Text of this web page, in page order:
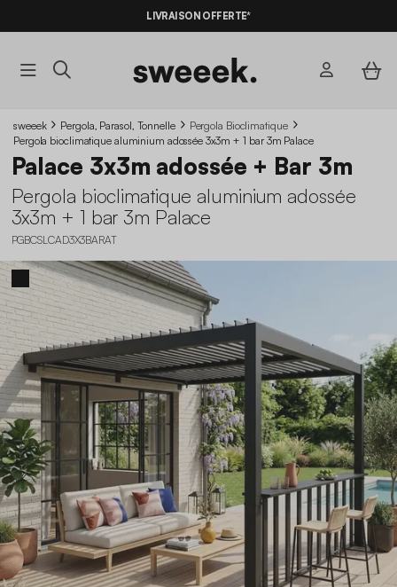
LIVRAISON OFFERTE*
sweeek Pergola, Parasol, Tonnelle
Pergola Bioclimatique
Pergola bioclimatique aluminium adossée 3x3m + 1 bar 3m Palace
Palace 3x3m adossée + Bar 3m
Pergola bioclimatique aluminium adossée
3x3m + 1 bar 3m Palace
PGBCSLCAD3X3BARAT